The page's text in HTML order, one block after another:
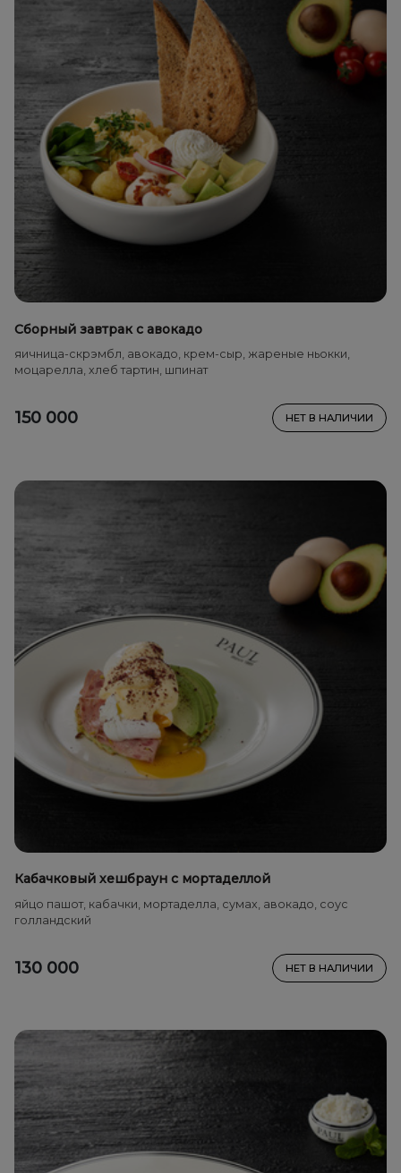
Сборный завтрак с авокадо
яичница-скрэмбл, авокадо, крем-сыр, жареные ньокки,
моцарелла, хлеб тартин, шпинат
150 000 НЕТ В НАЛИЧИИ
Кабачковый хешбраун с мортаделлой
яйцо пашот, кабачки, мортаделла, сумах, авокадо, соус
голландский
130 000 НЕТ В НАЛИЧИИ